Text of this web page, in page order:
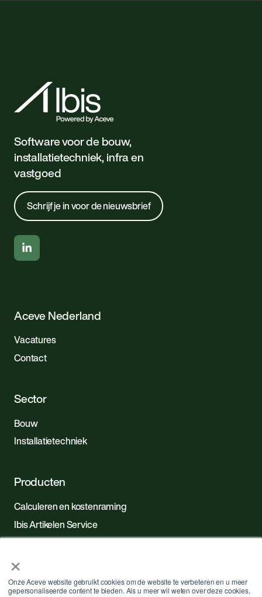
×
Onze Aceve website gebruikt cookies om de website te verbeteren en u meer
gepersonaliseerde content te bieden. Als u meer wil weten over deze cookies,
Software voor de bouw,
installatietechniek, infra en
vastgoed
Schrijf je in voor de nieuwsbrief
Aceve Nederland
Vacatures
Contact
Sector
Bouw
Installatietechniek
Producten
Calculeren en kostenraming
Ibis Artikelen Service